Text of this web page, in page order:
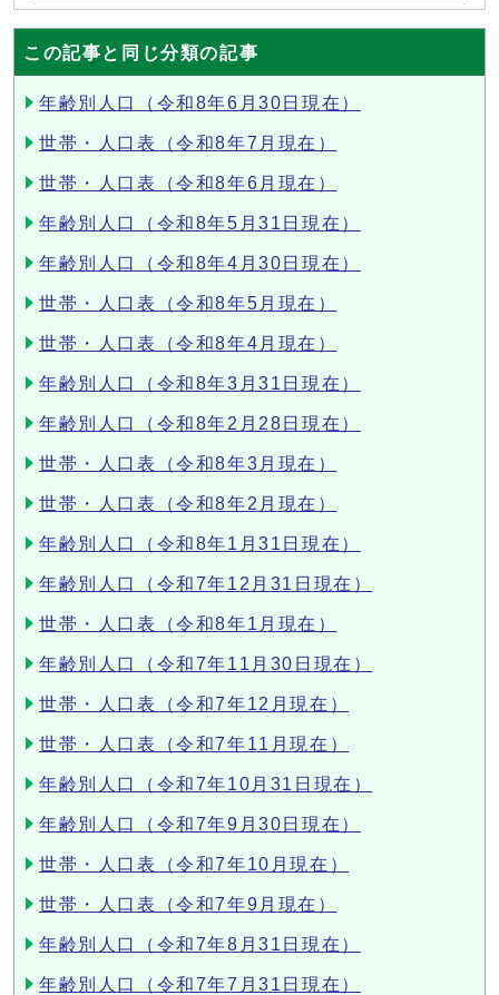
この記事と同じ分類の記事
年齢別人口（令和8年6月30日現在）
世帯・人口表（令和8年7月現在）
世帯・人口表（令和8年6月現在）
年齢別人口（令和8年5月31日現在）
年齢別人口（令和8年4月30日現在）
世帯・人口表（令和8年5月現在）
世帯・人口表（令和8年4月現在）
年齢別人口（令和8年3月31日現在）
年齢別人口（令和8年2月28日現在）
世帯・人口表（令和8年3月現在）
世帯・人口表（令和8年2月現在）
年齢別人口（令和8年1月31日現在）
年齢別人口（令和7年12月31日現在）
世帯・人口表（令和8年1月現在）
年齢別人口（令和7年11月30日現在）
世帯・人口表（令和7年12月現在）
世帯・人口表（令和7年11月現在）
年齢別人口（令和7年10月31日現在）
年齢別人口（令和7年9月30日現在）
世帯・人口表（令和7年10月現在）
世帯・人口表（令和7年9月現在）
年齢別人口（令和7年8月31日現在）
年齢別人口（令和7年7月31日現在）